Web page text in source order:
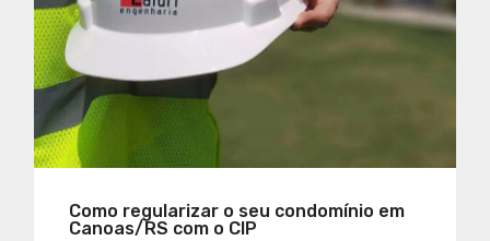
Como regularizar o seu condomínio em
Canoas/RS com o CIP